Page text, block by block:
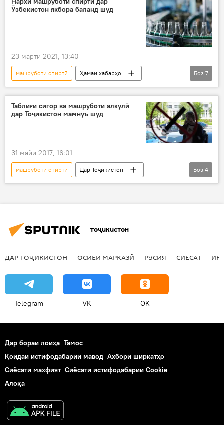
Ӯзбекистон якбора баланд шуд
23 марти 2021, 13:40
машруботи спиртӣ
Ҳамаи хабарҳо
Иҷтимоъ
Осиёи Марказӣ
Ӯзбекистон
нарх
машруботи спирӣ
баланд
гарон
Боз 7
Таблиғи сигор ва машруботи алкулӣ
дар Тоҷикистон мамнуъ шуд
31 майи 2017, 16:01
машруботи спиртӣ
Дар Тоҷикистон
Ҳамаи хабарҳо
Маҷлиси намояндагон
Боз 4
Тоҷикистон
ДАР ТОҶИКИСТОН ОСИЁИ МАРКАЗӢ РУСИЯ СИЁСАТ
Telegram VK OK
Дар бораи лоиҳа Тамос
Қоидаи истифодабарии мавод Ахбори ширкатҳо
Сиёсати махфият Сиёсати истифодабарии Cookie
Алоқа